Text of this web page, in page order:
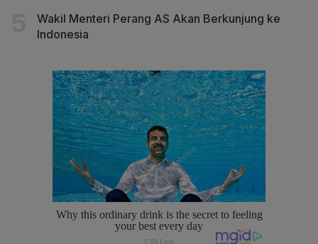
Wakil Menteri Perang AS Akan Berkunjung ke
Indonesia